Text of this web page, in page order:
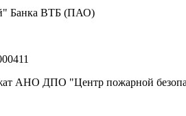
Банка ВТБ (ПАО)
АНО ДПО "Центр пожарной